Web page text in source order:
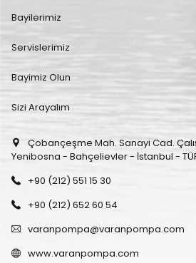
Bayilerimiz
Servislerimiz
Bayimiz Olun
Sizi Arayalım
Çobançeşme Mah. Sanayi Cad.
Yenibosna - Bahçelievler - İstanbul -
+90 (212) 551 15 30
+90 (212) 652 60 54
varanpompa@varanpompa.com
www.varanpompa.com